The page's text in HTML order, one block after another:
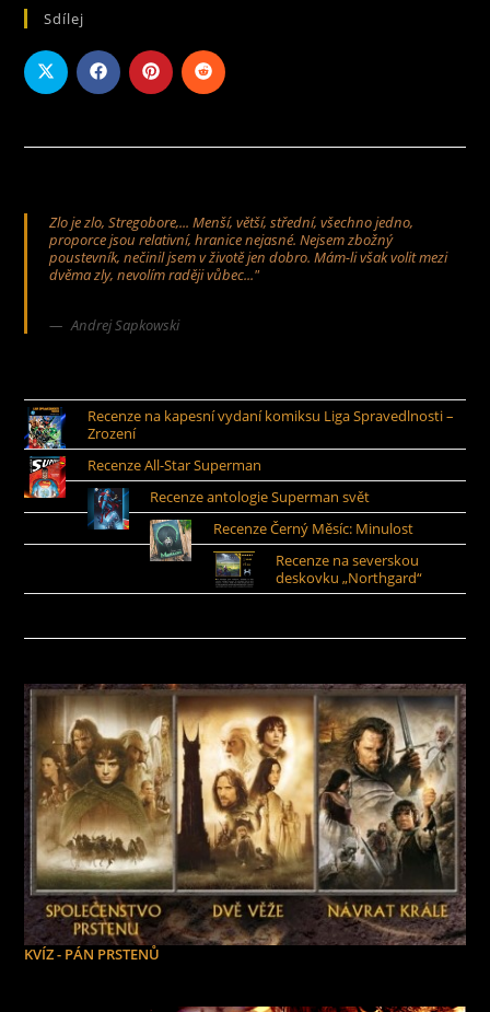
Sdílej
Zlo je zlo, Stregobore,... Menší, větší, střední, všechno jedno,
proporce jsou relativní, hranice nejasné. Nejsem zbožný
poustevník, nečinil jsem v životě jen dobro. Mám-li však volit mezi
dvěma zly, nevolím raději vůbec..."
Andrej Sapkowski
Recenze na kapesní vydaní komiksu Liga Spravedlnosti –
Zrození
Recenze All-Star Superman
Recenze antologie Superman svět
Recenze Černý Měsíc: Minulost
Recenze na severskou
deskovku „Northgard“
KVÍZ - PÁN PRSTENŮ